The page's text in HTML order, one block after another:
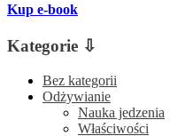
Kup e-book
Kategorie ⇩
Bez kategorii
Odżywianie
Nauka jedzenia
Właściwości